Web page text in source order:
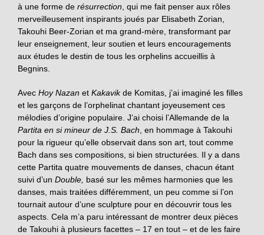
à une forme de résurrection , qui me fait penser aux rôles
merveilleusement inspirants joués par Elisabeth Zorian,
Takouhi Beer-Zorian et ma grand-mère, transformant par
leur enseignement, leur soutien et leurs encouragements
aux études le destin de tous les orphelins accueillis à
Begnins.
Avec Hoy Nazan et Kakavikde Komitas, j’ai imaginé les filles
et les garçons de l’orphelinat chantant joyeusement ces
mélodies d’origine populaire. J’ai choisi l’Allemande de la
Partita en si mineur de J.S. Bach , en hommage à Takouhi
pour la rigueur qu’elle observait dans son art, tout comme
Bach dans ses compositions, si bien structurées. Il y a dans
cette Partita quatre mouvements de danses, chacun étant
suivi d’un Double, basé sur les mêmes harmonies que les
danses, mais traitées différemment, un peu comme si l’on
tournait autour d’une sculpture pour en découvrir tous les
aspects. Cela m’a paru intéressant de montrer deux pièces
de Takouhi à plusieurs facettes – 17 en tout – et de les faire